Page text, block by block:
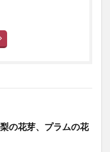
の花芽、プラムの花